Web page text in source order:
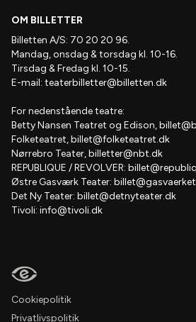
OM BILLETTER
Billetten A/S: 70 20 20 96.
Mandag, onsdag & torsdag kl. 10-16.
Tirsdag & Fredag kl. 10-15.
E-mail: teaterbilletter@billetten.dk
For nedenstående teatre:
Betty Nansen Teatret og Edison,
Folketeatret,billet@folketeatret.dk
Nørrebro Teater,billetter@nbt.dk
REPUBLIQUE / REVOLVER:
Østre Gasværk Teater:
Det Ny Teater: billet@detnyteater.dk
Tivoli: info@tivoli.dk
Cookiepolitik
Privatlivspolitik